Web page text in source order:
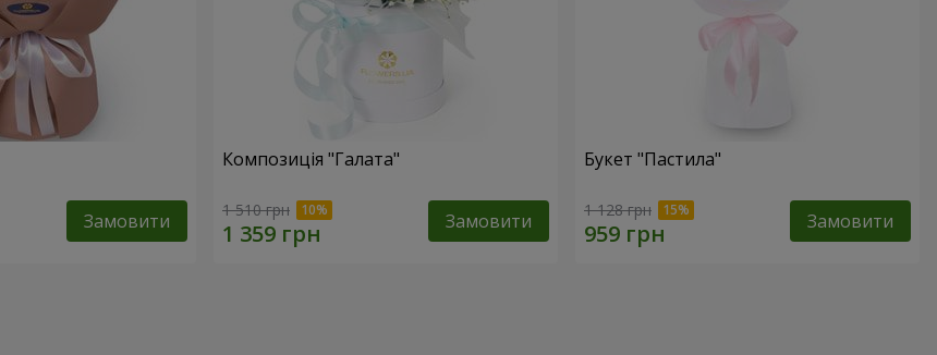
Замовити
Композиція "Галата"
1 510 грн Замовити
Букет "Пастила"
1 128 грн Замовити